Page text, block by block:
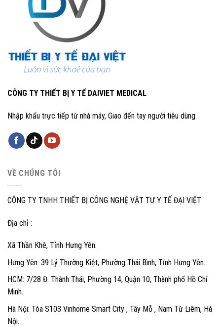
CÔNG TY THIẾT BỊ Y TẾ DAIVIET MEDICAL
Nhập khẩu trực tiếp từ nhà máy, Giao đến tay người tiêu dùng.
VỀ CHÚNG TÔI
CÔNG TY TNHH THIẾT BỊ CÔNG NGHỆ VẬT TƯ Y TẾ ĐẠI VIỆT
Địa chỉ :
Xã Thần Khê, Tỉnh Hưng Yên.
Hưng Yên: 39 Lý Thường Kiệt, Phường Thái Bình, Tỉnh Hưng Yên.
HCM: 7/28 Đ. Thành Thái, Phường 14, Quận 10, Thành phố Hồ Chí
Minh.
Hà Nội: Tòa S103 Vinhome Smart City , Tây Mỗ , Nam Từ Liêm, Hà
Nội.